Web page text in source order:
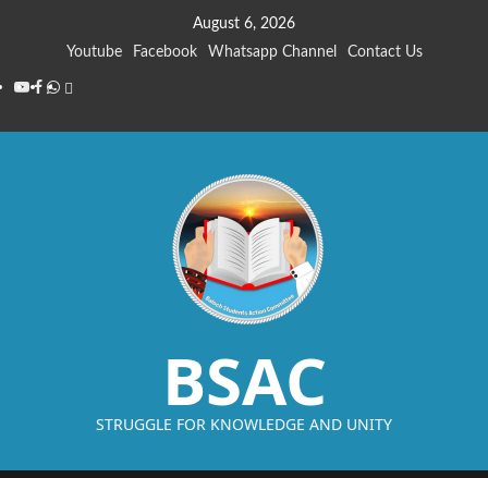
August 6, 2026
Youtube
Facebook Whatsapp Channel Contact Us
BSAC
STRUGGLE FOR KNOWLEDGE AND UNITY